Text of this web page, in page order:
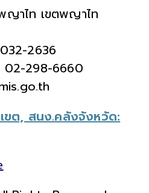
ญาไท เขตพญาไท
2636
02-298-6660
ต, สนง.คลังจังหวัด: